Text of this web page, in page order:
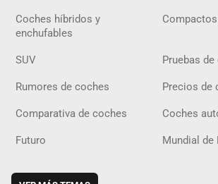
Coches híbridos y
enchufables
Compactos
SUV Pruebas
Rumores de coches Precios de
Comparativa de coches Coches
Futuro Mundial de